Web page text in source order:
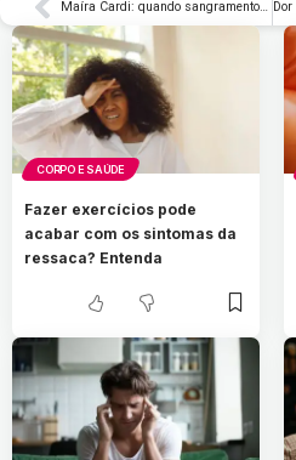
Maíra Cardi: quando sangramento pode indicar aborto espontâneo?
CORPO E SAÚDE
Fazer exercícios pode
acabar com os sintomas da
ressaca? Entenda